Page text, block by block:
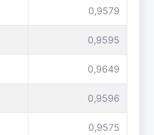
0,9579
0,9595
0,9649
0,9596
0,9575